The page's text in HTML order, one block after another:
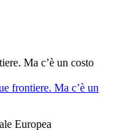
Ma c’è un costo
frontiere. Ma c’è un